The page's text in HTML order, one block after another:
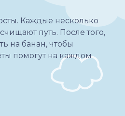
Каждые несколько
путь. После того,
на банан, чтобы
помогут на каждом